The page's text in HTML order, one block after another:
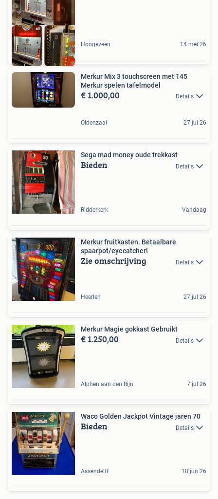
Hoogeveen 14 mei 26
Merkur Mix 3 touchscreen met 145
Merkur spelen tafelmodel
€ 1.000,00 Details
Oldenzaal 27 jul 26
Sega mad money oude trekkast
Bieden Details
Ridderkerk Vandaag
Merkur fruitkasten. Betaalbare
spaarpot/eyecatcher!
Zie omschrijving Details
Heerlen 27 jul 26
Merkur Magie gokkast Gebruikt
€ 1.250,00 Details
Alphen aan den Rijn 7 jul 26
Waco Golden Jackpot Vintage jaren 70
Bieden Details
Assendelft 18 jun 26